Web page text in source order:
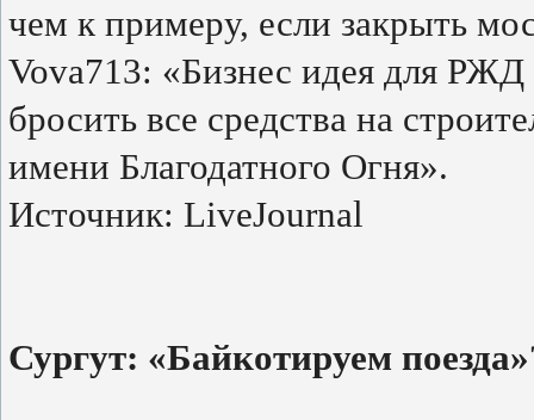
чем к примеру, если закрыть
Vova713: «Бизнес идея для
бросить все средства на
имени Благодатного Огня».
Источник: LiveJournal
Сургут: «Байкотируем